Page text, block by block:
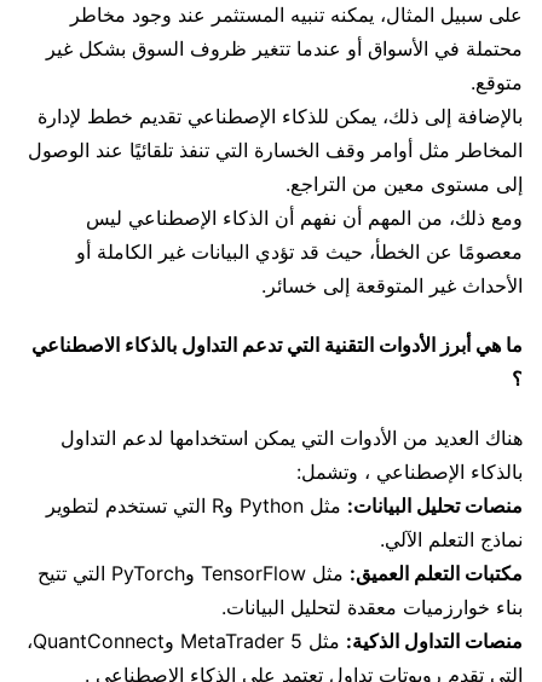
على سبيل المثال، يمكنه تنبيه المستثمر عند وجود مخاطر
محتملة في الأسواق أو عندما تتغير ظروف السوق بشكل غير
متوقع.
بالإضافة إلى ذلك، يمكن للذكاء الإصطناعي تقديم خطط لإدارة
المخاطر مثل أوامر وقف الخسارة التي تنفذ تلقائيًا عند الوصول
إلى مستوى معين من التراجع.
ومع ذلك، من المهم أن نفهم أن الذكاء الإصطناعي ليس
معصومًا عن الخطأ، حيث قد تؤدي البيانات غير الكاملة أو
الأحداث غير المتوقعة إلى خسائر.
ما هي أبرز الأدوات التقنية التي تدعم التداول بالذكاء الاصطناعي
؟
هناك العديد من الأدوات التي يمكن استخدامها لدعم التداول
بالذكاء الإصطناعي ، وتشمل:
منصات تحليل البيانات:
مثل Python وR التي تستخدم لتطوير
نماذج التعلم الآلي.
مكتبات التعلم العميق:
مثل TensorFlow وPyTorch التي تتيح
بناء خوارزميات معقدة لتحليل البيانات.
منصات التداول الذكية:
مثل MetaTrader 5 وQuantConnect،
التي تقدم روبوتات تداول تعتمد على الذكاء الإصطناعي .